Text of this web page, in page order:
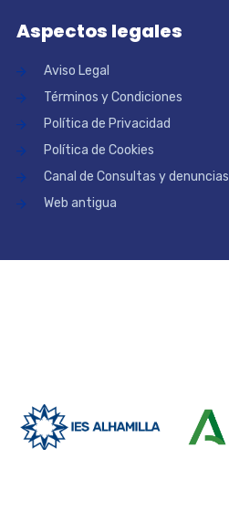
Aspectos legales
Aviso Legal
Términos y Condiciones
Política de Privacidad
Política de Cookies
Canal de Consultas y denuncias
Web antigua